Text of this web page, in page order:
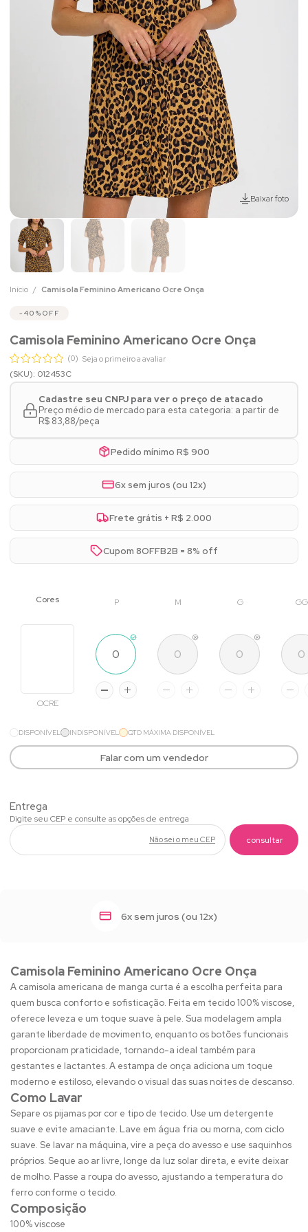
Baixar foto
Início Camisola Feminino Americano Ocre Onça
40% OFF
Camisola Feminino Americano Ocre Onça
(0) Seja o primeiro a avaliar
(SKU): 012453C
Cadastre seu CNPJ para ver o preço de atacado
Preço médio de mercado para esta categoria: a partir de
R$ 83,88/peça
Pedido mínimo R$ 900
6x sem juros (ou 12x)
Frete grátis + R$ 2.000
Cupom 8OFFB2B = 8% off
P M G GG
OCRE
DISPONÍVEL INDISPONÍVEL QTD MÁXIMA DISPONÍVEL
Falar com um vendedor
Não sei o meu CEP
6x sem juros (ou 12x)
Camisola Feminino Americano Ocre Onça
A camisola americana de manga curta é a escolha perfeita para
quem busca conforto e sofisticação. Feita em tecido 100% viscose,
oferece leveza e um toque suave à pele. Sua modelagem ampla
garante liberdade de movimento, enquanto os botões funcionais
proporcionam praticidade, tornando-a ideal também para
gestantes e lactantes. A estampa de onça adiciona um toque
moderno e estiloso, elevando o visual das suas noites de descanso.
Como Lavar
Separe os pijamas por cor e tipo de tecido. Use um detergente
suave e evite amaciante. Lave em água fria ou morna, com ciclo
suave. Se lavar na máquina, vire a peça do avesso e use saquinhos
próprios. Seque ao ar livre, longe da luz solar direta, e evite deixar
de molho. Passe a roupa do avesso, ajustando a temperatura do
ferro conforme o tecido.
Composição
100% viscose